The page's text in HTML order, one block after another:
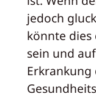
jedoch
könnte dies
sein und